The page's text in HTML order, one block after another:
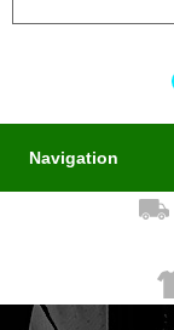
Navigation